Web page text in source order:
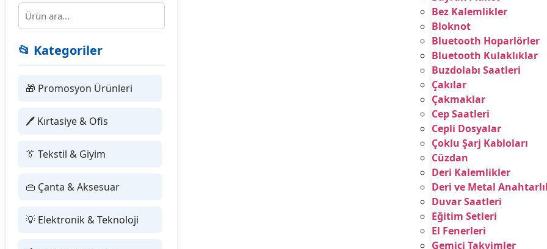
Bez Kalemlikler
Bloknot
Bluetooth Hoparlörler
Bluetooth Kulaklıklar
Buzdolabı Saatleri
Çakılar
Çakmaklar
Cep Saatleri
Cepli Dosyalar
Çoklu Şarj Kabloları
Cüzdan
Deri Kalemlikler
Deri ve Metal
Duvar Saatleri
Eğitim Setleri
El Fenerleri
Gemici Takvimler
📂 Kategoriler
🎁 Promosyon Ürünleri
🖊 Kırtasiye & Ofis
👔 Tekstil & Giyim
👜 Çanta & Aksesuar
💡 Elektronik & Teknoloji